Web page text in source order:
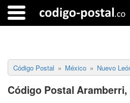
Código Postal México Nuevo
Código Postal